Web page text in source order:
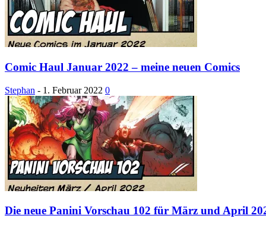
Comic Haul Januar 2022 – meine neuen Comics
Stephan - 1. Februar 2022 0
Die neue Panini Vorschau 102 für März und April